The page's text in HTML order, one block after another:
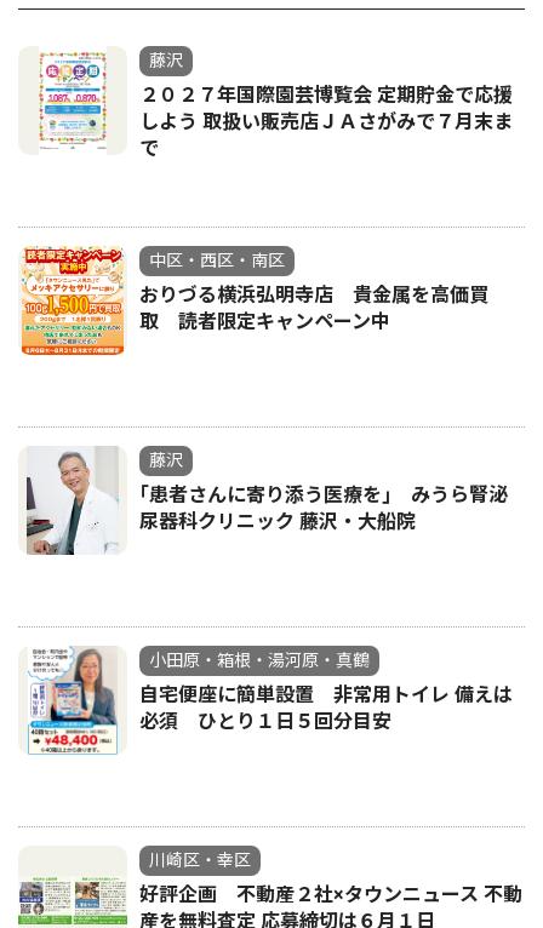
藤沢
２０２７年国際園芸博覧会 定期貯金で応援
しよう 取扱い販売店ＪＡさがみで７月末ま
で
中区・西区・南区
おりづる横浜弘明寺店 貴金属を高価買
取 読者限定キャンペーン中
藤沢
｢患者さんに寄り添う医療を｣ みうら腎泌
尿器科クリニック 藤沢・大船院
小田原・箱根・湯河原・真鶴
自宅便座に簡単設置 非常用トイレ 備えは
必須 ひとり１日５回分目安
川崎区・幸区
好評企画 不動産２社×タウンニュース 不動
産を無料査定 応募締切は６月１日